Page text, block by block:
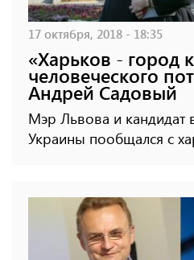
17 октября, 2018 - 18:35
«Харьков - город
человеческого
Андрей Садовый
Мэр Львова и кандидат
Украины пообщался с